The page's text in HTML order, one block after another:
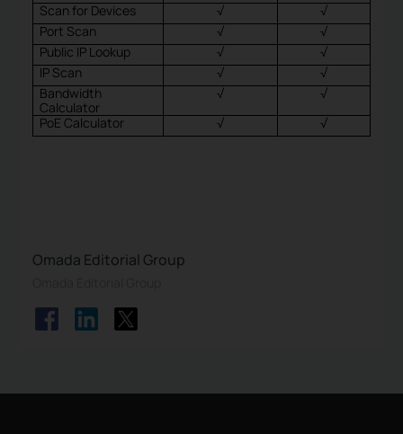
Scan for Devices
√
√
Port Scan
√
√
Public IP Lookup
√
√
IP Scan
√
√
Bandwidth
Calculator
√
√
PoE Calculator
√ √
Omada Editorial Group